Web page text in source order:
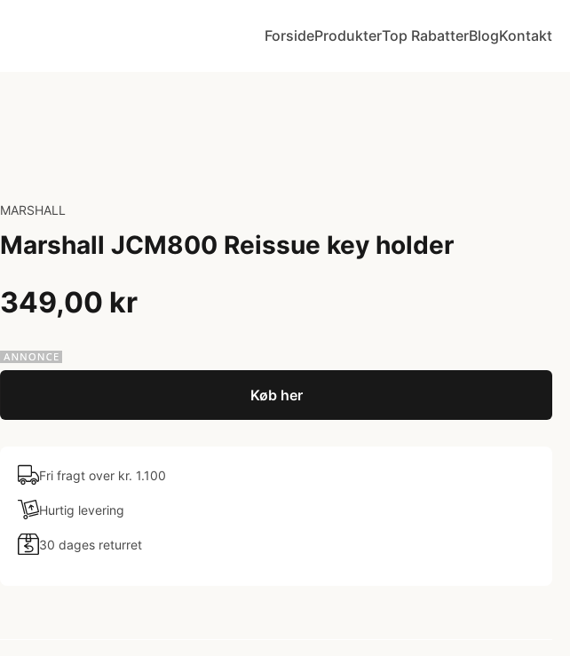
ForsideProdukterTop RabatterBlogKontakt
MARSHALL
Marshall JCM800 Reissue key holder
349,00 kr
Køb her
Fri fragt over kr. 1.100
Hurtig levering
30 dages returret